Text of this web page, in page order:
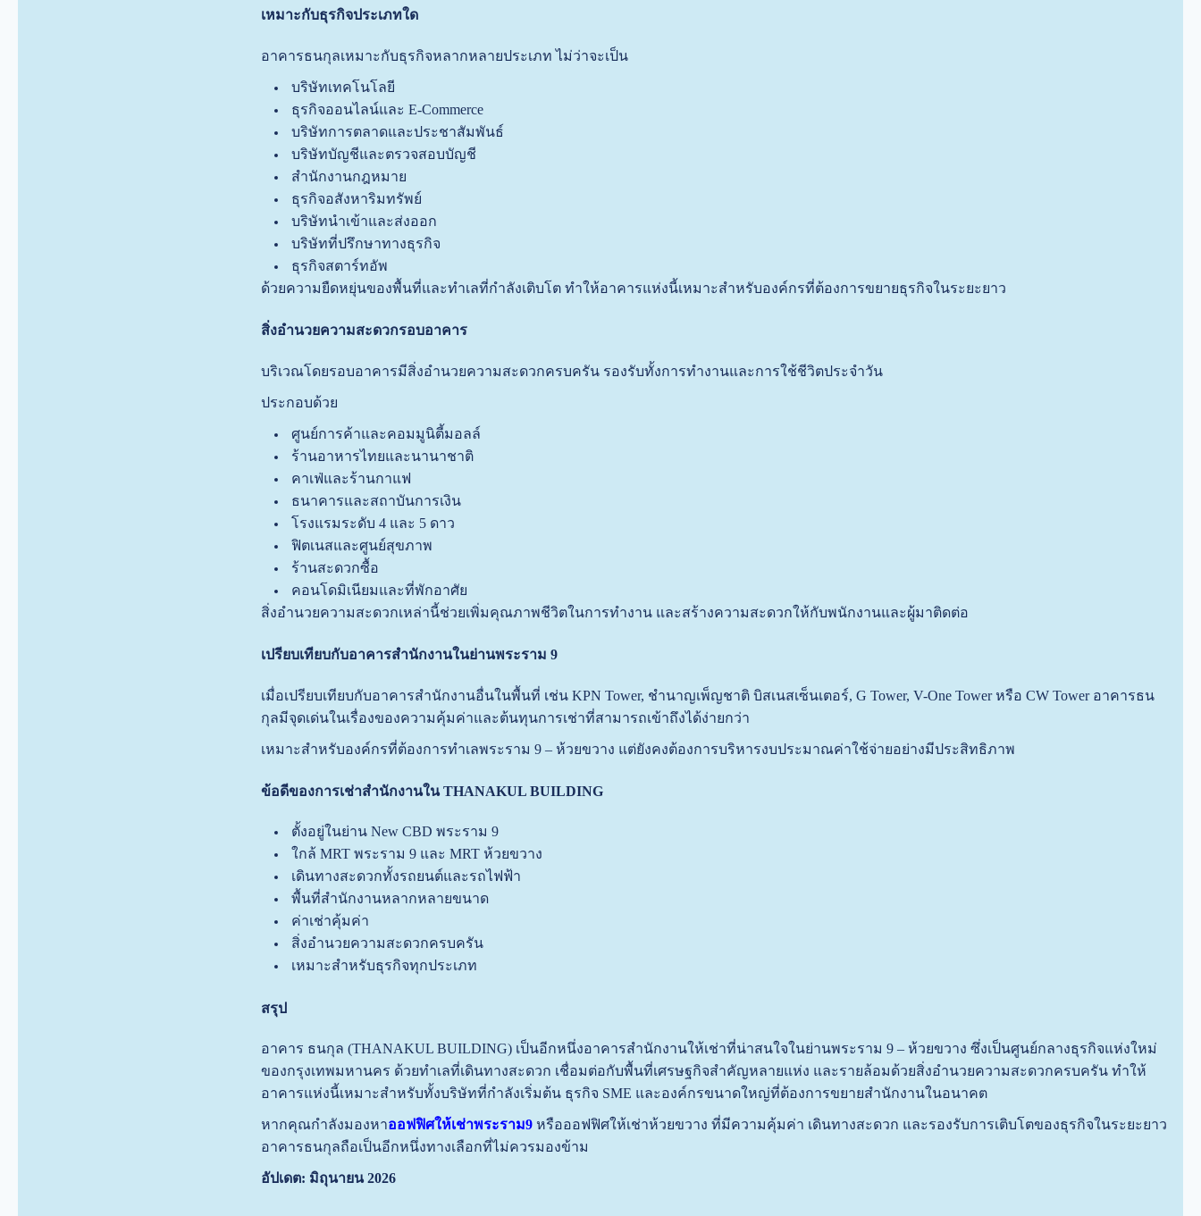
เหมาะกับธุรกิจประเภทใด
อาคารธนกุลเหมาะกับธุรกิจหลากหลายประเภท ไม่ว่าจะเป็น
บริษัทเทคโนโลยี
ธุรกิจออนไลน์และ E-Commerce
บริษัทการตลาดและประชาสัมพันธ์
บริษัทบัญชีและตรวจสอบบัญชี
สำนักงานกฎหมาย
ธุรกิจอสังหาริมทรัพย์
บริษัทนำเข้าและส่งออก
บริษัทที่ปรึกษาทางธุรกิจ
ธุรกิจสตาร์ทอัพ
ด้วยความยืดหยุ่นของพื้นที่และทำเลที่กำลังเติบโต ทำให้อาคารแห่งนี้เหมาะสำหรับองค์กรที่ต้องการขยายธุรกิจในระยะยาว
สิ่งอำนวยความสะดวกรอบอาคาร
บริเวณโดยรอบอาคารมีสิ่งอำนวยความสะดวกครบครัน รองรับทั้งการทำงานและการใช้ชีวิตประจำวัน
ประกอบด้วย
ศูนย์การค้าและคอมมูนิตี้มอลล์
ร้านอาหารไทยและนานาชาติ
คาเฟ่และร้านกาแฟ
ธนาคารและสถาบันการเงิน
โรงแรมระดับ 4 และ 5 ดาว
ฟิตเนสและศูนย์สุขภาพ
ร้านสะดวกซื้อ
คอนโดมิเนียมและที่พักอาศัย
สิ่งอำนวยความสะดวกเหล่านี้ช่วยเพิ่มคุณภาพชีวิตในการทำงาน และสร้างความสะดวกให้กับพนักงานและผู้มาติดต่อ
เปรียบเทียบกับอาคารสำนักงานในย่านพระราม 9
เมื่อเปรียบเทียบกับอาคารสำนักงานอื่นในพื้นที่ เช่น KPN Tower, ชำนาญเพ็ญชาติ บิสเนสเซ็นเตอร์, G Tower, V-One Tower หรือ CW Tower อาคารธน
กุลมีจุดเด่นในเรื่องของความคุ้มค่าและต้นทุนการเช่าที่สามารถเข้าถึงได้ง่ายกว่า
เหมาะสำหรับองค์กรที่ต้องการทำเลพระราม 9 – ห้วยขวาง แต่ยังคงต้องการบริหารงบประมาณค่าใช้จ่ายอย่างมีประสิทธิภาพ
ข้อดีของการเช่าสำนักงานใน THANAKUL BUILDING
ตั้งอยู่ในย่าน New CBD พระราม 9
ใกล้ MRT พระราม 9 และ MRT ห้วยขวาง
เดินทางสะดวกทั้งรถยนต์และรถไฟฟ้า
พื้นที่สำนักงานหลากหลายขนาด
ค่าเช่าคุ้มค่า
สิ่งอำนวยความสะดวกครบครัน
เหมาะสำหรับธุรกิจทุกประเภท
สรุป
อาคาร ธนกุล (THANAKUL BUILDING) เป็นอีกหนึ่งอาคารสำนักงานให้เช่าที่น่าสนใจในย่านพระราม 9 – ห้วยขวาง ซึ่งเป็นศูนย์กลางธุรกิจแห่งใหม่
ของกรุงเทพมหานคร ด้วยทำเลที่เดินทางสะดวก เชื่อมต่อกับพื้นที่เศรษฐกิจสำคัญหลายแห่ง และรายล้อมด้วยสิ่งอำนวยความสะดวกครบครัน ทำให้
อาคารแห่งนี้เหมาะสำหรับทั้งบริษัทที่กำลังเริ่มต้น ธุรกิจ SME และองค์กรขนาดใหญ่ที่ต้องการขยายสำนักงานในอนาคต
หากคุณกำลังมองหาออฟฟิศให้เช่าพระราม9 หรือออฟฟิศให้เช่าห้วยขวาง ที่มีความคุ้มค่า เดินทางสะดวก และรองรับการเติบโตของธุรกิจในระยะยาว
อาคารธนกุลถือเป็นอีกหนึ่งทางเลือกที่ไม่ควรมองข้าม
อัปเดต: มิถุนายน 2026